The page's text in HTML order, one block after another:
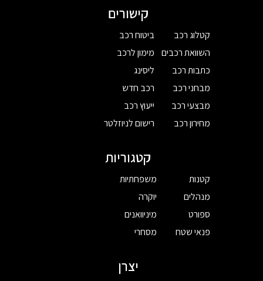
קישורים
קטלוג רכב
השוואת רכבים
כתבות רכב
מבחני רכב
מבצעי רכב
מחירון רכב
ביטוח רכב
מימון לרכב
ליסינג
רכב חדש
ייעוץ רכב
רישום לניוזלטר
קטגוריות
קטנות
מנהלים
ספורט
פנאי שטח
משפחתיות
יוקרה
מיניוואנים
מסחרי
יצרן